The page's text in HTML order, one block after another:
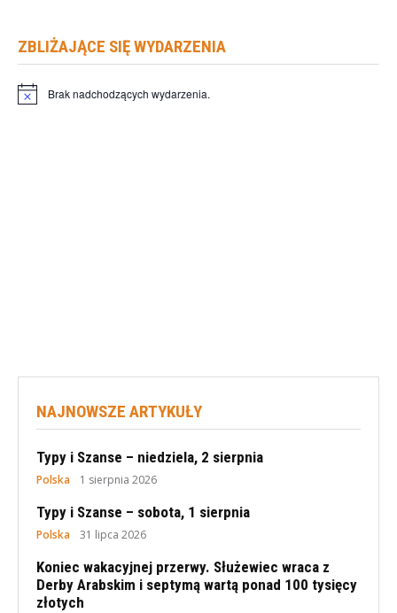
ZBLIŻAJĄCE SIĘ WYDARZENIA
Powiadomienie
Brak nadchodzących wydarzenia.
NAJNOWSZE ARTYKUŁY
Typy i Szanse – niedziela, 2 sierpnia
Polska 1 sierpnia 2026
Typy i Szanse – sobota, 1 sierpnia
Polska 31 lipca 2026
Koniec wakacyjnej przerwy. Służewiec wraca z
Derby Arabskim i septymą wartą ponad 100 tysięcy
złotych